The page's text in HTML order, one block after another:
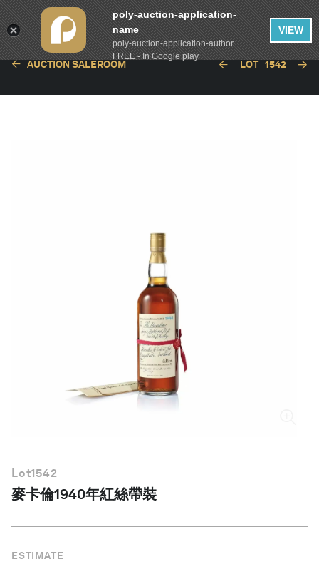
AUCTION SALEROOM LOT 1542
Lot1542
麥卡倫1940年紅絲帶裝
ESTIMATE
poly-auction-application-
name
poly-auction-application-author
FREE - In Google play
VIEW